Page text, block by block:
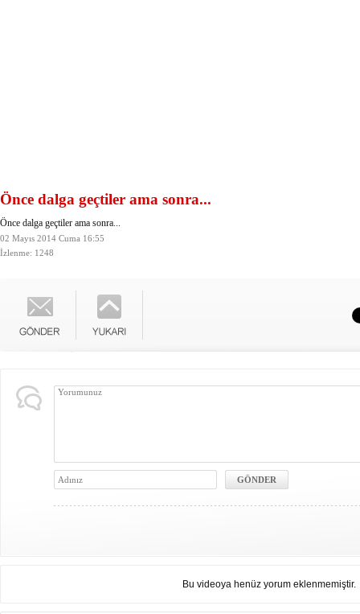
Önce dalga geçtiler ama sonra...
Önce dalga geçtiler ama sonra...
02 Mayıs 2014 Cuma 16:55
İzlenme: 1248
Bu videoya henüz yorum eklenmemiştir.